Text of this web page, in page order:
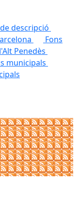
descripció
Fons
Penedès
municipals